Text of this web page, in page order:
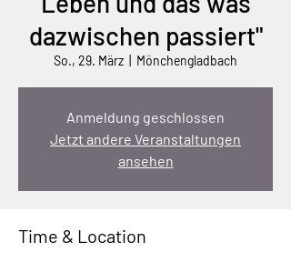
dazwischen passiert"
So., 29. März Mönchengladbach
Anmeldung geschlossen
Jetzt andere Veranstaltungen
ansehen
Time & Location